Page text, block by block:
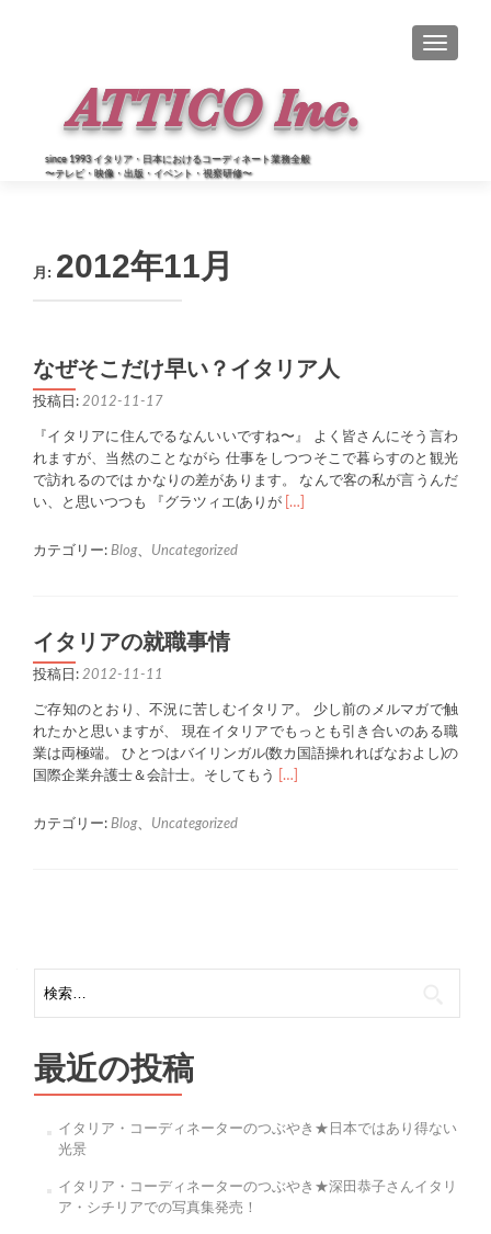
ナビゲ
since 1993 イタリア・日本におけるコーディネート業務全般
〜テレビ・映像・出版・イベント・視察研修〜
月: 2012年11月
なぜそこだけ早い？イタリア人
投稿日: 2012-11-17
『イタリアに住んでるなんいいですね〜』 よく皆さんにそう言わ
れますが、当然のことながら 仕事をしつつそこで暮らすのと観光
で訪れるのでは かなりの差があります。 なんで客の私が言うんだ
い、と思いつつも 『グラツィエ(ありが
Read
い？
イ
タ
リ
[…]
カテゴリー: Blog、 Uncategorized
イタリアの就職事情
投稿日: 2012-11-11
ご存知のとおり、不況に苦しむイタリア。 少し前のメルマガで触
れたかと思いますが、 現在イタリアでもっとも引き合いのある職
業は両極端。 ひとつはバイリンガル(数カ国語操れればなおよし)の
国際企業弁護士＆会計士。そしてもう
Read
職
情
[…]
カテゴリー: Blog、 Uncategorized
索:
最近の投稿
イタリア・コーディネーターのつぶやき★日本ではあり得ない
光景
イタリア・コーディネーターのつぶやき★深田恭子さんイタリ
ア・シチリアでの写真集発売！